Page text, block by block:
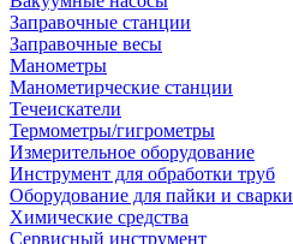
Заправочные станции
Заправочные весы
Манометры
Манометирческие станции
Течеискатели
Термометры/гигрометры
Измерительное оборудование
Инструмент для обработки труб
Оборудование для пайки и сварки
Химические средства
Сервисный инструмент